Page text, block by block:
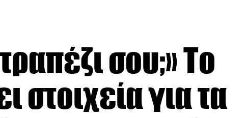
σου;» Το
στοιχεία για τα